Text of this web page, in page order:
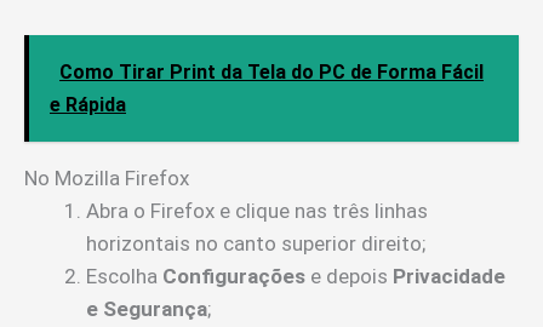
Como Tirar Print da Tela do PC de Forma Fácil
e Rápida
No Mozilla Firefox
Abra o Firefox e clique nas três linhas
horizontais no canto superior direito;
Escolha Configurações e depois Privacidade
e Segurança;